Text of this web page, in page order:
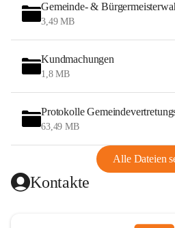
Gemeinde- &
3,49 MB
Kundmachungen
1,8 MB
Protokolle
63,49 MB
Alle Dateien
Kontakte